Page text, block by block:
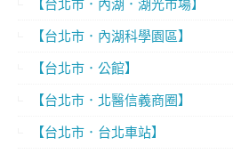
【台北市．內湖．湖光市場】
【台北市．內湖科學園區】
【台北市．公館】
【台北市．北醫信義商圈】
【台北市．台北車站】